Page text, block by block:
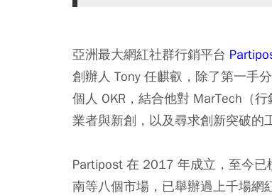
亞洲最大網紅社群行銷平台
創辦人 Tony 任麒叡，除了第一手
個人 OKR，結合他對 MarTech（
業者與新創，以及尋求創新突破的
Partipost 在 2017 年成立，至今
南等八個市場，已舉辦過上千場網